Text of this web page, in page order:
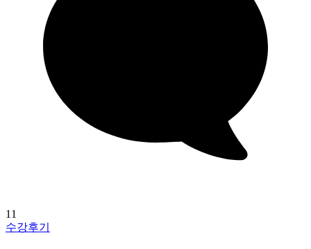
11
수강후기